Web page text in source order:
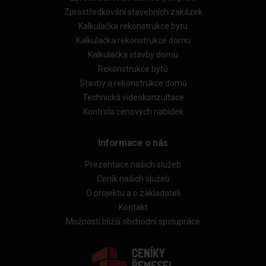
Zprostředkování stavebních zakázek
Kalkulačka rekonstrukce bytu
Kalkulačka rekonstrukce domu
Kalkulačka stavby domu
Rekonstrukce bytů
Stavby a rekonstrukce domů
Technická videokonzultace
Kontrola cenových nabídek
Informace o nás
Prezentace našich služeb
Ceník našich služeb
O projektu a o zakladateli
Kontakt
Možnosti bližší obchodní spolupráce